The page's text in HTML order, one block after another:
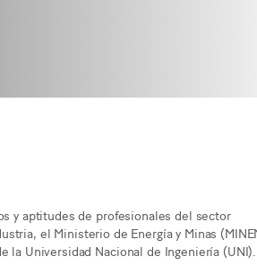
y aptitudes de profesionales del sector
el Ministerio de Energía y Minas
la Universidad Nacional de Ingeniería (UNI).